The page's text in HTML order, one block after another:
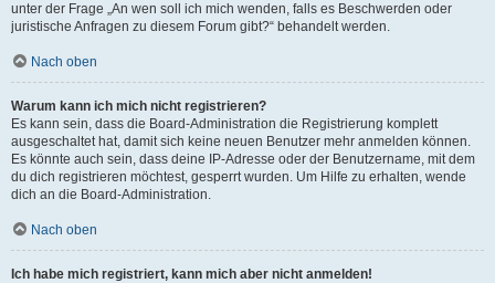
unter der Frage „An wen soll ich mich wenden, falls es Beschwerden oder
juristische Anfragen zu diesem Forum gibt?“ behandelt werden.
Nach oben
Warum kann ich mich nicht registrieren?
Es kann sein, dass die Board-Administration die Registrierung komplett
ausgeschaltet hat, damit sich keine neuen Benutzer mehr anmelden können.
Es könnte auch sein, dass deine IP-Adresse oder der Benutzername, mit dem
du dich registrieren möchtest, gesperrt wurden. Um Hilfe zu erhalten, wende
dich an die Board-Administration.
Nach oben
Ich habe mich registriert, kann mich aber nicht anmelden!